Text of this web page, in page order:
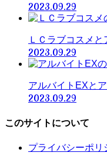
2023.09.29
ＬＣラブコスメ
2023.09.29
アルバイトEXと
2023.09.29
このサイトについて
プライバシーポリ